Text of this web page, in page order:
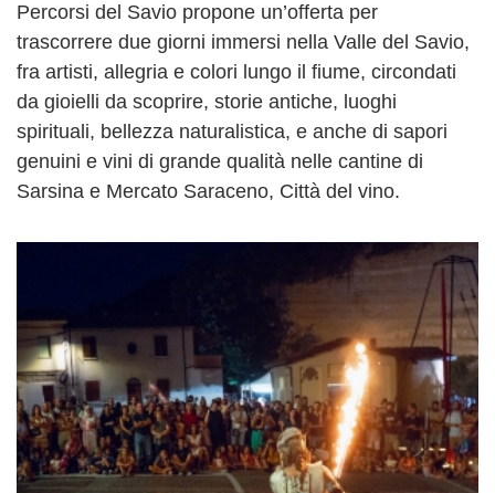
Percorsi del Savio propone un’offerta per
trascorrere due giorni immersi nella Valle del Savio,
fra artisti, allegria e colori lungo il fiume, circondati
da gioielli da scoprire, storie antiche, luoghi
spirituali, bellezza naturalistica, e anche di sapori
genuini e vini di grande qualità nelle cantine di
Sarsina e Mercato Saraceno, Città del vino.